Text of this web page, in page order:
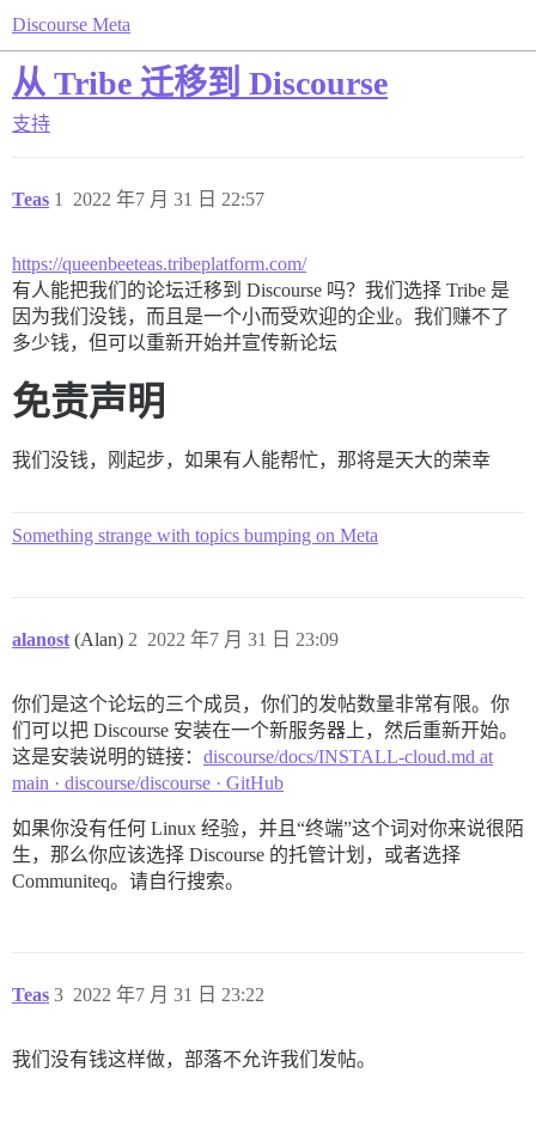
Discourse Meta
从 Tribe 迁移到 Discourse
支持
Teas 2022 年7 月 31 日 22:57
1
https://queenbeeteas.tribeplatform.com/
有人能把我们的论坛迁移到 Discourse 吗？我们选择 Tribe 是
因为我们没钱，而且是一个小而受欢迎的企业。我们赚不了
多少钱，但可以重新开始并宣传新论坛
免责声明
我们没钱，刚起步，如果有人能帮忙，那将是天大的荣幸
Something strange with topics bumping on Meta
alanost (Alan) 2022 年7 月 31 日 23:09
2
你们是这个论坛的三个成员，你们的发帖数量非常有限。你
们可以把 Discourse 安装在一个新服务器上，然后重新开始。
这是安装说明的链接： discourse/docs/INSTALL-cloud.md at
main · discourse/discourse · GitHub
如果你没有任何 Linux 经验，并且“终端”这个词对你来说很陌
生，那么你应该选择 Discourse 的托管计划，或者选择
Communiteq。请自行搜索。
Teas 2022 年7 月 31 日 23:22
3
我们没有钱这样做，部落不允许我们发帖。